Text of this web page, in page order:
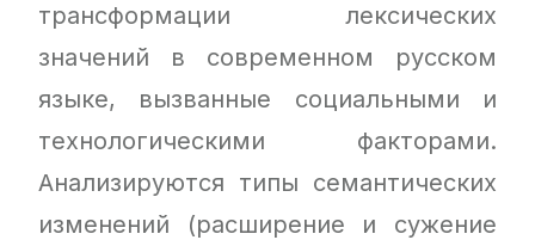
трансформации лексических
значений в современном русском
языке, вызванные социальными и
технологическими факторами.
Анализируются типы семантических
изменений (расширение и сужение